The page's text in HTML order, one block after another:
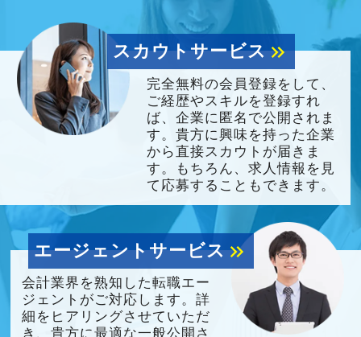
スカウトサービスkeyboard_double_arrow_right
完全無料の会員登録をして、
ご経歴やスキルを登録すれ
ば、企業に匿名で公開されま
す。貴方に興味を持った企業
から直接スカウトが届きま
す。もちろん、求人情報を見
て応募することもできます。
エージェントサービスkeyboard_double_arrow_right
会計業界を熟知した転職エー
ジェントがご対応します。詳
細をヒアリングさせていただ
き、貴方に最適な一般公開さ